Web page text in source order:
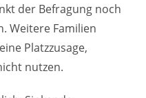
der Befragung noch
Weitere Familien
Platzzusage,
nutzen.